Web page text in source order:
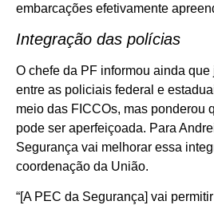
embarcações efetivamente
Integração das polícias
O chefe da PF informou ainda
entre as policiais federal e
meio das FICCOs, mas ponderou
pode ser aperfeiçoada. Para
Segurança vai melhorar essa
coordenação da União.
“[A PEC da Segurança] vai